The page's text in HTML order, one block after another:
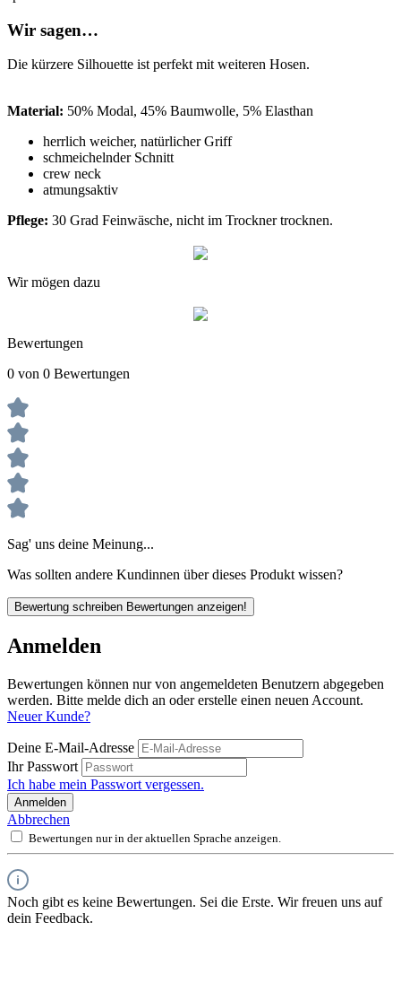
Wir sagen…
Die kürzere Silhouette ist perfekt mit weiteren Hosen.
Material: 50% Modal, 45% Baumwolle, 5% Elasthan
herrlich weicher, natürlicher Griff
schmeichelnder Schnitt
crew neck
atmungsaktiv
Pflege: 30 Grad Feinwäsche, nicht im Trockner trocknen.
Wir mögen dazu
Bewertungen
0 von 0 Bewertungen
Sag' uns deine Meinung...
Was sollten andere Kundinnen über dieses Produkt wissen?
Bewertung schreiben Bewertungen anzeigen!
Anmelden
Bewertungen können nur von angemeldeten Benutzern abgegeben
werden. Bitte melde dich an oder erstelle einen neuen Account.
Neuer Kunde?
Deine E-Mail-Adresse
Ihr Passwort
Ich habe mein Passwort vergessen.
Anmelden
Abbrechen
Bewertungen nur in der aktuellen Sprache anzeigen.
Noch gibt es keine Bewertungen. Sei die Erste. Wir freuen uns auf
dein Feedback.